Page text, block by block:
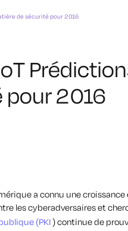
de sécurité pour 2016
pour 2016
a connu une croissance
les cyberadversaires et
(PKI) continue de